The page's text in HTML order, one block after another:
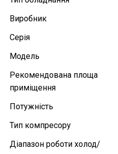
Виробник
Серія
Модель
Рекомендована площа
приміщення
Потужність
Тип компресору
Діапазон роботи холод/